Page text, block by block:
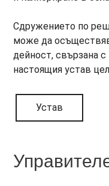
Сдружението по
може да
дейност, свързана
настоящия устав
Устав